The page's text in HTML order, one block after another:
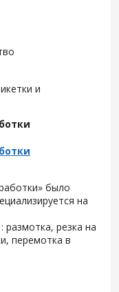
и
было
на
размотка, резка на
перемотка в